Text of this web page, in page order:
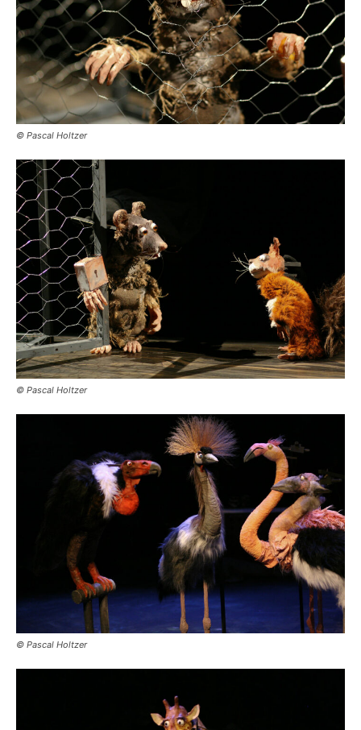
© Pascal Holtzer
© Pascal Holtzer
© Pascal Holtzer